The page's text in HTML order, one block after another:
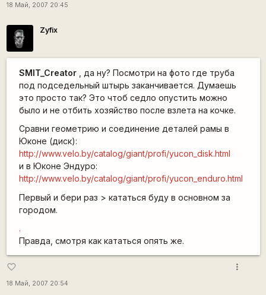
18 Май, 2007 20:45
Zyfix
SMIT_Creator, да ну? Посмотри на фото где труба
под подседельный штырь заканчивается. Думаешь
это просто так? Это чтоб седло опустить можно
было и не отбить хозяйство после взлета на кочке.
Сравни геометрию и соединение деталей рамы в
Юконе (диск):
http://www.velo.by/catalog/giant/profi/yucon_disk.html
и в Юконе Эндуро:
http://www.velo.by/catalog/giant/profi/yucon_enduro.html
Первый и бери раз > кататься буду в основном за
городом.
.
Правда, смотря как кататься опять же.
favorite_border
18 Май, 2007 20:54
more_vert